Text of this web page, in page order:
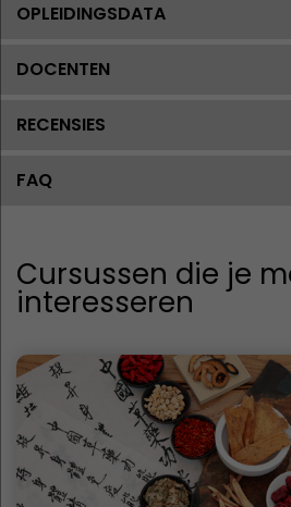
OPLEIDINGSDATA
DOCENTEN
RECENSIES
FAQ
Cursussen die je
interesseren